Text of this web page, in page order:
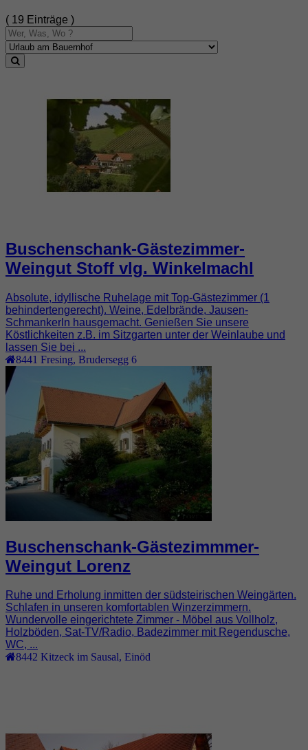
( 19 Einträge )
Buschenschank-Gästezimmer-
Weingut Stoff vlg. Winkelmachl
Absolute, idyllische Ruhelage mit Top-Gästezimmer (1
behindertengerecht). Weine, Edelbrände, Jausen-
Schmankerln hausgemacht. Genießen Sie unsere
Köstlichkeiten z.B. im Sitzgarten unter der Weinlaube und
lassen Sie bei ...
8441 Fresing Brudersegg 6
Buschenschank-Gästezimmmer-
Weingut Lorenz
Ruhe und Erholung inmitten der südsteirischen Weingärten.
Schlafen in unseren komfortablen Winzerzimmern.
Wundervolle eingerichtete Zimmer - Möbel aus Vollholz,
Holzböden, Sat-TV/Radio, Badezimmer mit Regendusche,
WC, ...
8442 Kitzeck im Sausal, Einöd